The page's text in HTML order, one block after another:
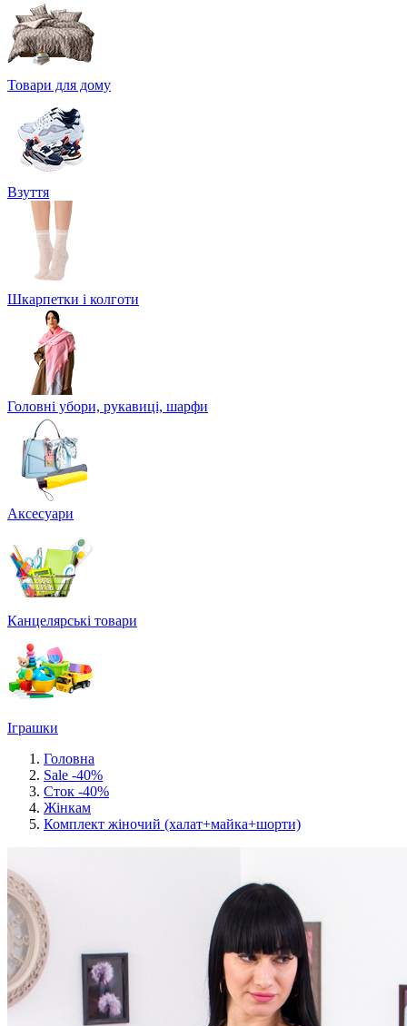
Товари для дому
Взуття
Шкарпетки і колготи
Головні убори, рукавиці, шарфи
Аксесуари
Канцелярські товари
Іграшки
Головна
Sale -40%
Сток -40%
Жінкам
Комплект жіночий (халат+майка+шорти)